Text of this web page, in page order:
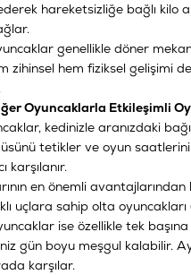
hareketsizliğe bağlı kilo
genellikle döner
zihinsel hem fiziksel gelişimi
Oyuncaklarla Etkileşimli
kedinizle aranızdaki
tetikler ve oyun
karşılanır.
en önemli
uçlara sahip olta
ise özellikle tek
gün boyu meşgul kalabilir.
karşılar.